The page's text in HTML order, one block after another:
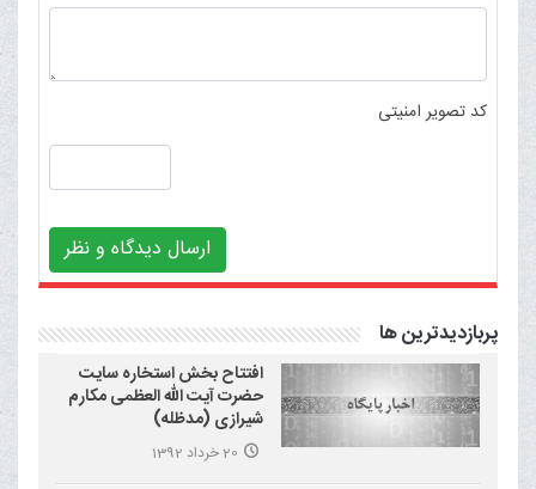
کد تصویر امنیتی
ارسال دیدگاه و نظر
پربازدیدترین ها
افتتاح بخش استخاره سایت
حضرت آیت الله العظمی مکارم
شیرازی (مدظله)
20 خرداد 1392